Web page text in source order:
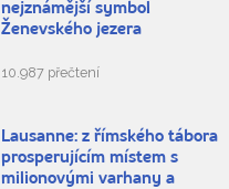
nejznámější symbol
Ženevského jezera
10.987 přečtení
Lausanne: z římského tábora
prosperujícím místem s
milionovými varhany a